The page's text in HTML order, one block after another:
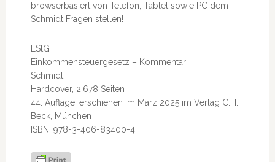
browserbasiert von Telefon, Tablet sowie PC dem
Schmidt Fragen stellen!
EStG
Einkommensteuergesetz – Kommentar
Schmidt
Hardcover, 2.678 Seiten
44. Auflage, erschienen im März 2025 im Verlag C.H.
Beck, München
ISBN: 978-3-406-83400-4